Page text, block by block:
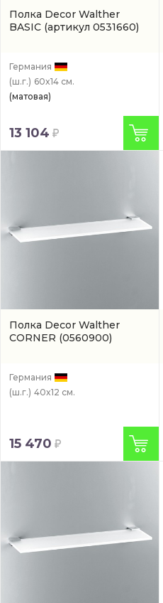
Полка Decor Walther
BASIC (артикул 0531660)
Германия
(ш.г.) 60x14 см.
(матовая)
13 104
Полка Decor Walther
CORNER (0560900)
Германия
(ш.г.) 40x12 см.
15 470